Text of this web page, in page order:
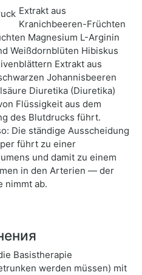
Extrakt aus
Kranichbeeren-Früchten
Magnesium L-Arginin
Weißdornblüten Hibiskus
Extrakt aus
Johannisbeeren
Diuretika (Diuretika)
Flüssigkeit aus dem
des Blutdrucks führt.
Die ständige Ausscheidung
führt zu einer
und damit zu einem
in den Arterien — der
nimmt ab.
Basistherapie
werden müssen) mit